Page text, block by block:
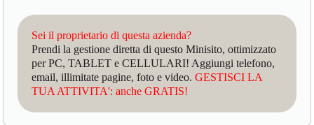
Sei il proprietario di questa azienda?
Prendi la gestione diretta di questo Minisito, ottimizzato
per PC, TABLET e CELLULARI! Aggiungi telefono,
email, illimitate pagine, foto e video.GESTISCI LA
TUA ATTIVITA': anche GRATIS!